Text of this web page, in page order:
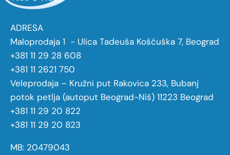
ADRESA
Maloprodaja 1 - Ulica Tadeuša Košćuška 7, Beograd
+381 11 29 28 608
+381 11 2621 750
Veleprodaja – Kružni put Rakovica 233, Bubanj
potok petlja (autoput Beograd-Niš) 11223 Beograd
+381 11 29 20 822
+381 11 29 20 823
MB: 20479043